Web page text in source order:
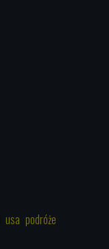
usa podróże